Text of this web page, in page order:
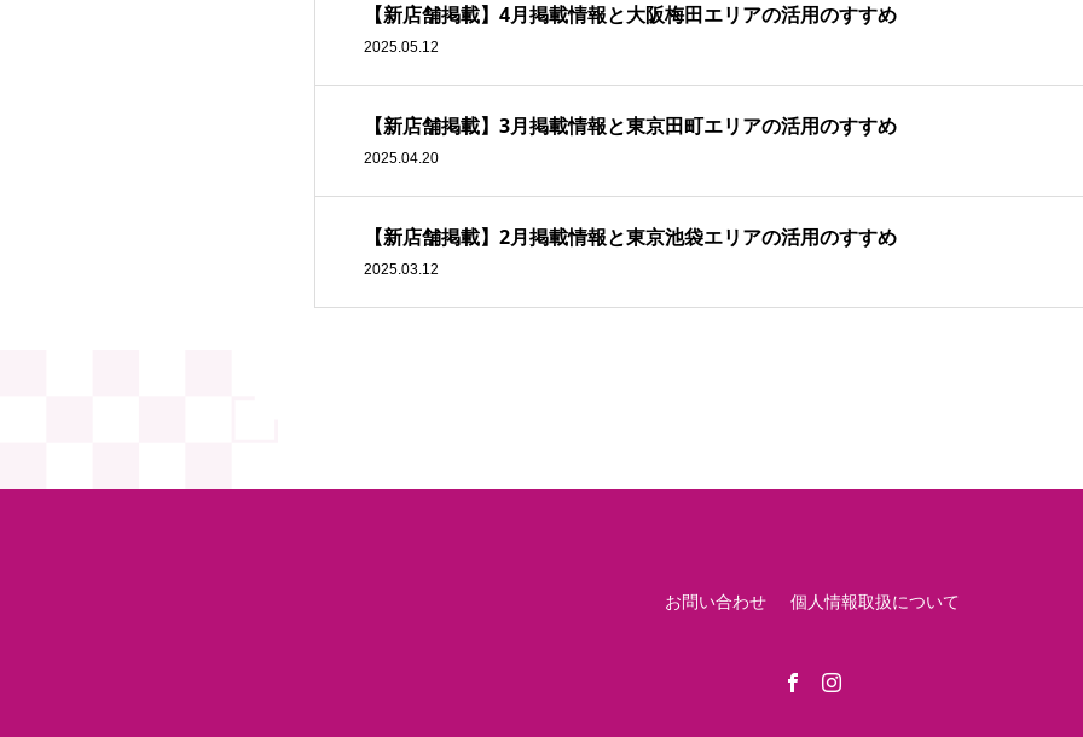
【新店舗掲載】4月掲載情報と大阪梅田エリアの活用のすすめ
2025.05.12
【新店舗掲載】3月掲載情報と東京田町エリアの活用のすすめ
2025.04.20
【新店舗掲載】2月掲載情報と東京池袋エリアの活用のすすめ
2025.03.12
お問い合わせ 個人情報取扱について